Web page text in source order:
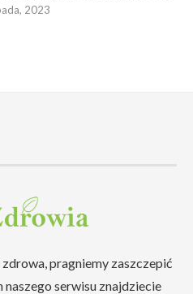
2023
pragniemy zaszczepić
naszego serwisu znajdziecie